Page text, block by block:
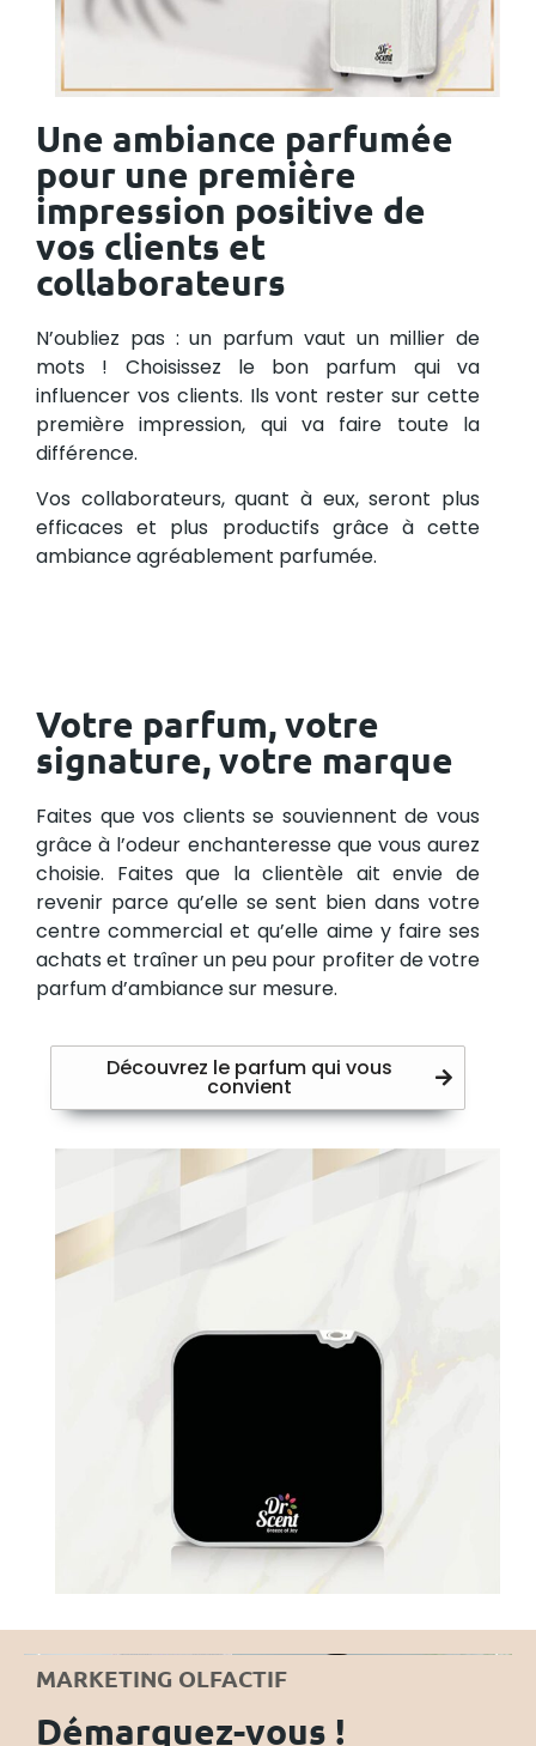
Une ambiance parfumée
pour une première
impression positive de
vos clients et
collaborateurs
N’oubliez pas : un parfum vaut un millier de
mots ! Choisissez le bon parfum qui va
influencer vos clients. Ils vont rester sur cette
première impression, qui va faire toute la
différence.
Vos collaborateurs, quant à eux, seront plus
efficaces et plus productifs grâce à cette
ambiance agréablement parfumée.
Votre parfum, votre
signature, votre marque
Faites que vos clients se souviennent de vous
grâce à l’odeur enchanteresse que vous aurez
choisie. Faites que la clientèle ait envie de
revenir parce qu’elle se sent bien dans votre
centre commercial et qu’elle aime y faire ses
achats et traîner un peu pour profiter de votre
parfum d’ambiance sur mesure.
Découvrez le parfum qui vous
convient
MARKETING OLFACTIF
Démarquez-vous !